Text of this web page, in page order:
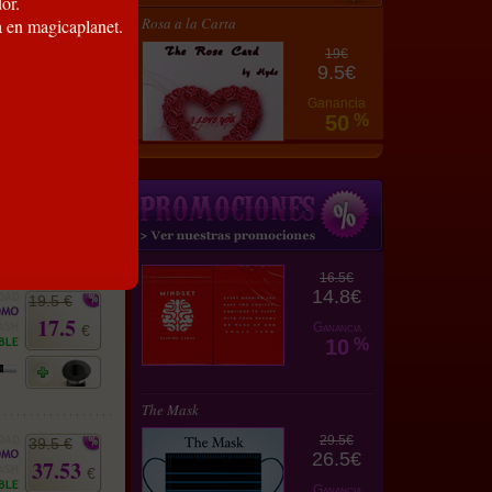
12.1
19.5 €
17.5 €
39.5 €
37.53 €
Rosa a la Carta
19€
9.5€
Ganancia
50 %
16.5€
14.8€
Ganancia
10 %
The Mask
29.5€
26.5€
magicaplanet.